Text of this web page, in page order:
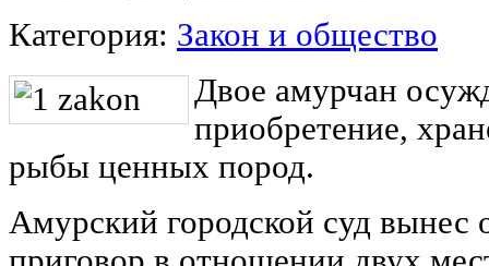
Категория: Закон и общество
Двое амурчан
приобретение,
рыбы ценных пород.
Амурский городской суд вынес